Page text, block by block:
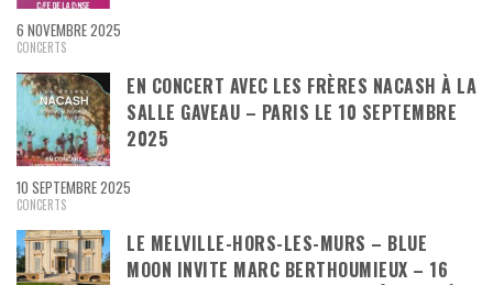
6 NOVEMBRE 2025
CONCERTS
EN CONCERT AVEC LES FRÈRES NACASH À LA
SALLE GAVEAU – PARIS LE 10 SEPTEMBRE
2025
10 SEPTEMBRE 2025
CONCERTS
LE MELVILLE-HORS-LES-MURS – BLUE
MOON INVITE MARC BERTHOUMIEUX – 16